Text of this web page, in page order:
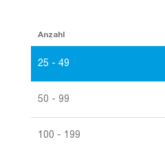
Anzahl
25 - 49
50 - 99
100 - 199